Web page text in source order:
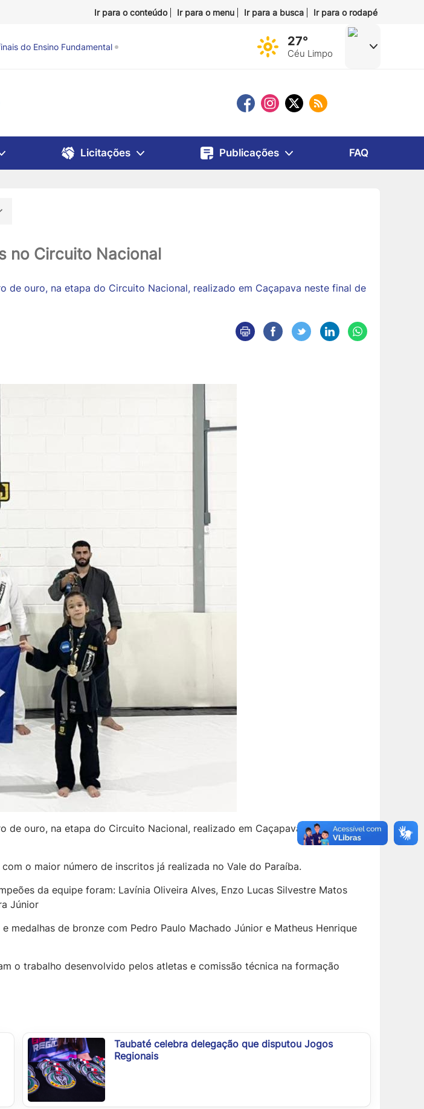
Ir para o conteúdo Ir para o menu Ir para a busca Ir para o rodapé
do Ensino Fundamental
27°
Céu Limpo
Licitações Publicações FAQ
no Circuito Nacional
ouro, na etapa do Circuito Nacional, realizado em Caçapava neste final de
ouro, na etapa do Circuito Nacional, realizado em Caçapava neste final de
o maior número de inscritos já realizada no Vale do Paraíba.
da equipe foram: Lavínia Oliveira Alves, Enzo Lucas Silvestre Matos
Júnior
de bronze com Pedro Paulo Machado Júnior e Matheus Henrique
o trabalho desenvolvido pelos atletas e comissão técnica na formação
Taubaté celebra delegação que disputou Jogos
Regionais